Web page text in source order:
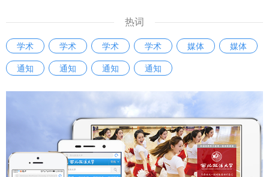
热词
学术 学术 学术 学术 媒体
媒体
通知
通知 通知 通知